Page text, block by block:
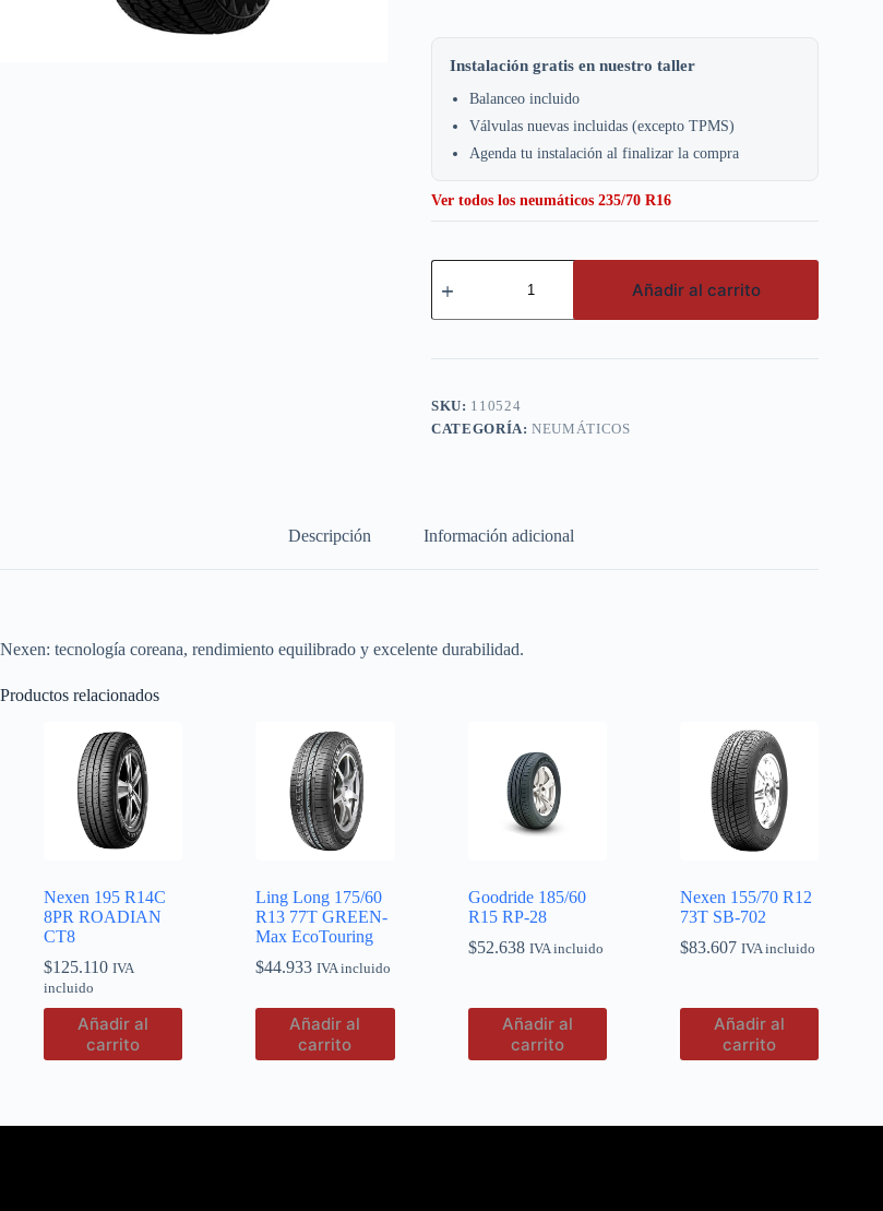
Instalación gratis en nuestro taller
Balanceo incluido
Válvulas nuevas incluidas (excepto TPMS)
Agenda tu instalación al finalizar la compra
Ver todos los neumáticos 235/70 R16
Nexen
235/70
106S
AT
RA8
cantidad
Añadir al carrito
SKU: 110524
CATEGORÍA:NEUMÁTICOS
Descripción Información adicional
Nexen: tecnología coreana, rendimiento equilibrado y excelente durabilidad.
Productos relacionados
Nexen 195 R14C
8PR ROADIAN
CT8
$125.110 IVA
incluido
Añadir al
carrito
Ling Long 175/60
R13 77T GREEN-
Max EcoTouring
$44.933 IVA incluido
Añadir al
carrito
Goodride 185/60
R15 RP-28
$52.638 IVA incluido
Añadir al
carrito
Nexen 155/70 R12
73T SB-702
$83.607 IVA incluido
Añadir al
carrito